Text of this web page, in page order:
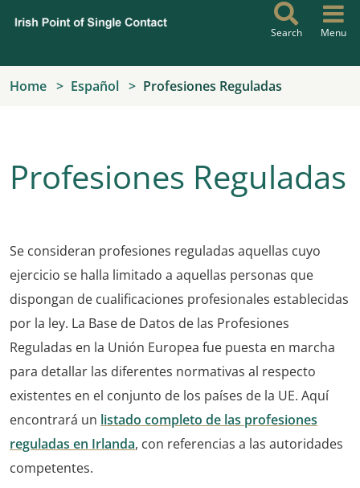
Search Menu
Home Español Profesiones Reguladas
Profesiones Reguladas
Se consideran profesiones reguladas aquellas cuyo
ejercicio se halla limitado a aquellas personas que
dispongan de cualificaciones profesionales establecidas
por la ley. La Base de Datos de las Profesiones
Reguladas en la Unión Europea fue puesta en marcha
para detallar las diferentes normativas al respecto
existentes en el conjunto de los países de la UE. Aquí
encontrará un listado completo de las profesiones
reguladas en Irlanda, con referencias a las autoridades
competentes.